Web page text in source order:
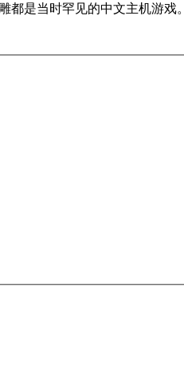
都是当时罕见的中文主机游戏。